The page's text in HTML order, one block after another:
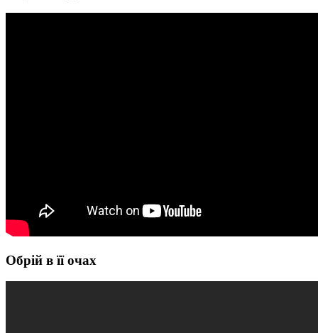
Обрій в її очах